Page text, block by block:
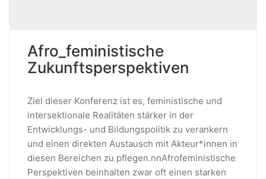
Afro_feministische
Zukunftsperspektiven
Ziel dieser Konferenz ist es, feministische und
intersektionale Realitäten stärker in der
Entwicklungs- und Bildungspolitik zu verankern
und einen direkten Austausch mit Akteur*innen in
diesen Bereichen zu pflegen.nnAfrofeministische
Perspektiven beinhalten zwar oft einen starken